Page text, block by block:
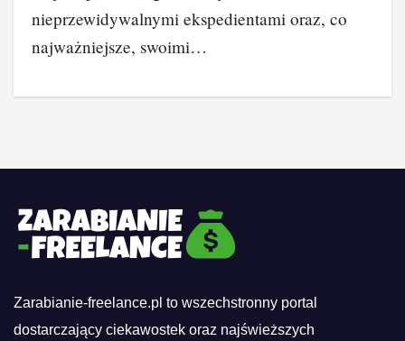
nieprzewidywalnymi ekspedientami oraz, co
najważniejsze, swoimi…
Zarabianie-freelance.pl to wszechstronny portal
dostarczający ciekawostek oraz najświeższych